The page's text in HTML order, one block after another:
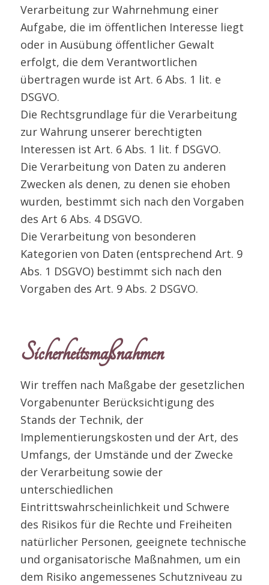
Verarbeitung zur Wahrnehmung einer
Aufgabe, die im öffentlichen Interesse liegt
oder in Ausübung öffentlicher Gewalt
erfolgt, die dem Verantwortlichen
übertragen wurde ist Art. 6 Abs. 1 lit. e
DSGVO.
Die Rechtsgrundlage für die Verarbeitung
zur Wahrung unserer berechtigten
Interessen ist Art. 6 Abs. 1 lit. f DSGVO.
Die Verarbeitung von Daten zu anderen
Zwecken als denen, zu denen sie ehoben
wurden, bestimmt sich nach den Vorgaben
des Art 6 Abs. 4 DSGVO.
Die Verarbeitung von besonderen
Kategorien von Daten (entsprechend Art. 9
Abs. 1 DSGVO) bestimmt sich nach den
Vorgaben des Art. 9 Abs. 2 DSGVO.
Sicherheitsmaßnahmen
Wir treffen nach Maßgabe der gesetzlichen
Vorgabenunter Berücksichtigung des
Stands der Technik, der
Implementierungskosten und der Art, des
Umfangs, der Umstände und der Zwecke
der Verarbeitung sowie der
unterschiedlichen
Eintrittswahrscheinlichkeit und Schwere
des Risikos für die Rechte und Freiheiten
natürlicher Personen, geeignete technische
und organisatorische Maßnahmen, um ein
dem Risiko angemessenes Schutzniveau zu